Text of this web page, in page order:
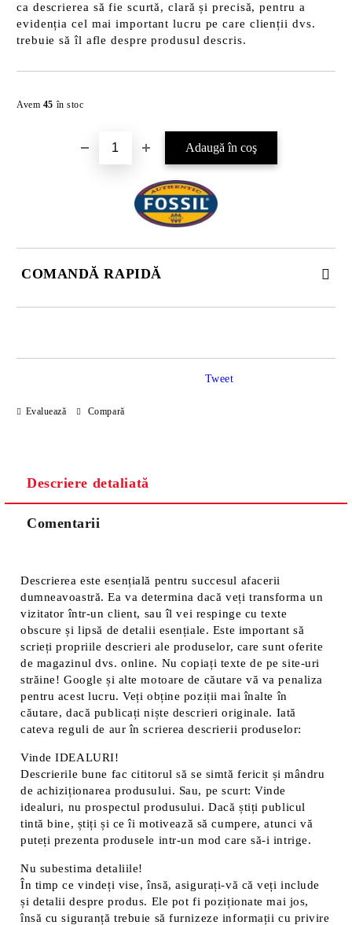
ca descrierea să fie scurtă, clară și precisă, pentru a
evidenția cel mai important lucru pe care clienții dvs.
trebuie să îl afle despre produsul descris.
Avem 45 în stoc
COMANDĂ RAPIDĂ
Evaluează Compară
Tweet
Descriere detaliată
Comentarii
Descrierea este esențială pentru succesul afacerii
dumneavoastră. Ea va determina dacă veți transforma un
vizitator într-un client, sau îl vei respinge cu texte
obscure și lipsă de detalii esențiale. Este important să
scrieți propriile descrieri ale produselor, care sunt oferite
de magazinul dvs. online. Nu copiați texte de pe site-uri
străine! Google și alte motoare de căutare vă va penaliza
pentru acest lucru. Veți obține poziții mai înalte în
căutare, dacă publicați niște descrieri originale. Iată
cateva reguli de aur în scrierea descrierii produselor:
Vinde IDEALURI!
Descrierile bune fac cititorul să se simtă fericit și mândru
de achiziționarea produsului. Sau, pe scurt: Vinde
idealuri, nu prospectul produsului. Dacă știți publicul
tintă bine, știți și ce îi motivează să cumpere, atunci vă
puteți prezenta produsele intr-un mod care să-i intrige.
Nu subestima detaliile!
În timp ce vindeți vise, însă, asigurați-vă că veți include
și detalii despre produs. Ele pot fi poziționate mai jos,
însă cu siguranță trebuie să furnizeze informații cu privire